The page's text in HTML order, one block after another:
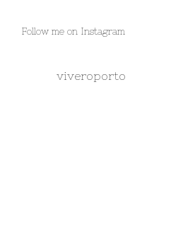
Follow me on Instagram
viveroporto